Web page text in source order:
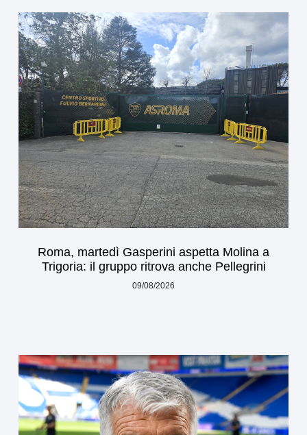
Roma, martedì Gasperini aspetta Molina a
Trigoria: il gruppo ritrova anche Pellegrini
09/08/2026